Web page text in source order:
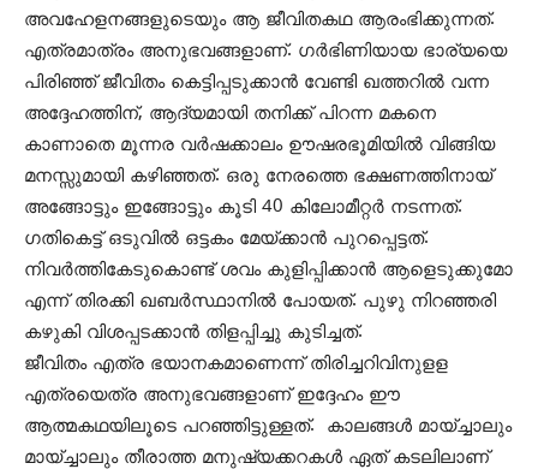
അവഹേളനങ്ങളുടെയും ആ ജീവിതകഥ ആരംഭിക്കുന്നത്.
എത്രമാത്രം അനുഭവങ്ങളാണ്. ഗർഭിണിയായ ഭാര്യയെ
പിരിഞ്ഞ് ജീവിതം കെട്ടിപ്പടുക്കാൻ വേണ്ടി ഖത്തറിൽ വന്ന
അദ്ദേഹത്തിന്, ആദ്യമായി തനിക്ക് പിറന്ന മകനെ
കാണാതെ മൂന്നര വർഷക്കാലം ഊഷരഭൂമിയിൽ വിങ്ങിയ
മനസ്സുമായി കഴിഞ്ഞത്. ഒരു നേരത്തെ ഭക്ഷണത്തിനായ്
അങ്ങോട്ടും ഇങ്ങോട്ടും കൂടി 40 കിലോമീറ്റർ നടന്നത്.
ഗതികെട്ട് ഒടുവിൽ ഒട്ടകം മേയ്ക്കാൻ പുറപ്പെട്ടത്.
നിവർത്തികേടുകൊണ്ട് ശവം കുളിപ്പിക്കാൻ ആളെടുക്കുമോ
എന്ന് തിരക്കി ഖബർസ്ഥാനിൽ പോയത്. പുഴു നിറഞ്ഞരി
കഴുകി വിശപ്പടക്കാൻ തിളപ്പിച്ചു കുടിച്ചത്.
ജീവിതം എത്ര ഭയാനകമാണെന്ന് തിരിച്ചറിവിനുളള
എത്രയെത്ര അനുഭവങ്ങളാണ് ഇദ്ദേഹം ഈ
ആത്മകഥയിലൂടെ പറഞ്ഞിട്ടുള്ളത്. കാലങ്ങൾ മായ്ച്ചാലും
മായ്ച്ചാലും തീരാത്ത മനുഷ്യക്കറകൾ ഏത് കടലിലാണ്